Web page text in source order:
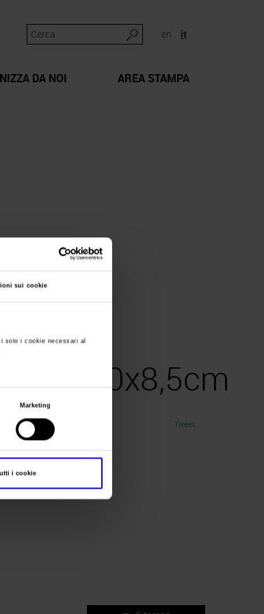
sui cookie
solo i cookie necessari al
Marketing
i cookie
en it
DA NOI AREA STAMPA
Tweet